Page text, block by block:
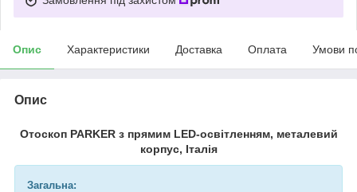
Опис Характеристики Доставка Оплата Умови
Опис
Отоскоп PARKER з прямим LED-освітленням, металевий
корпус, Італія
Загальна: